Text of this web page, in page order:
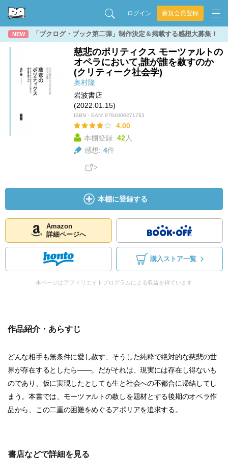
ログイン 新規会員登録
NEW 「ブクログ・ブック第二弾」制作決定＆掲載する感想大募集！
慈悲のポリティクス モーツァルトの
オペラにおいて,誰が誰を赦すのか
(クリティーク社会学)
奥村隆
岩波書店
(2022.01.15)
ISBN・EAN: 9784000271783
4.00
本棚登録: 42人
感想: 4件
本棚に登録する
Amazon
詳細ページへ
購入ストア一覧
本ページはアフィリエイトプログラムによる収益を得ています
作品紹介・あらすじ
どんな相手も無条件に愛し赦す、そうした純粋で絶対的な慈悲の世
界が存在するとしたら——。だがそれは、現実には存在し得ないも
のであり、仮に実現したとしても生と社会への不都合に帰結してし
まう。本書では、モーツァルトの赦しを題材とする後期のオペラ作
品から、この二重の困難をめぐるアポリアを追求する。
書店などで詳細を見る